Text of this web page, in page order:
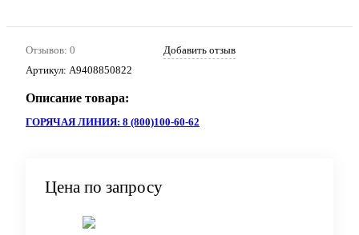
Отзывов: 0
Добавить отзыв
Артикул: A9408850822
Описание товара:
ГОРЯЧАЯ ЛИНИЯ: 8 (800)100-60-62
Цена по запросу